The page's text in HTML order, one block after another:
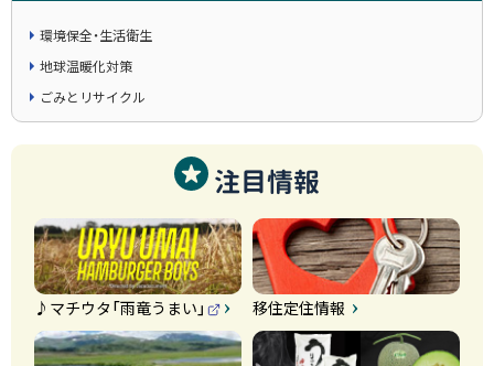
環境保全・生活衛生
地球温暖化対策
ごみとリサイクル
注目情報
♪マチウタ「雨竜うまい」
外
部
移住定住情報